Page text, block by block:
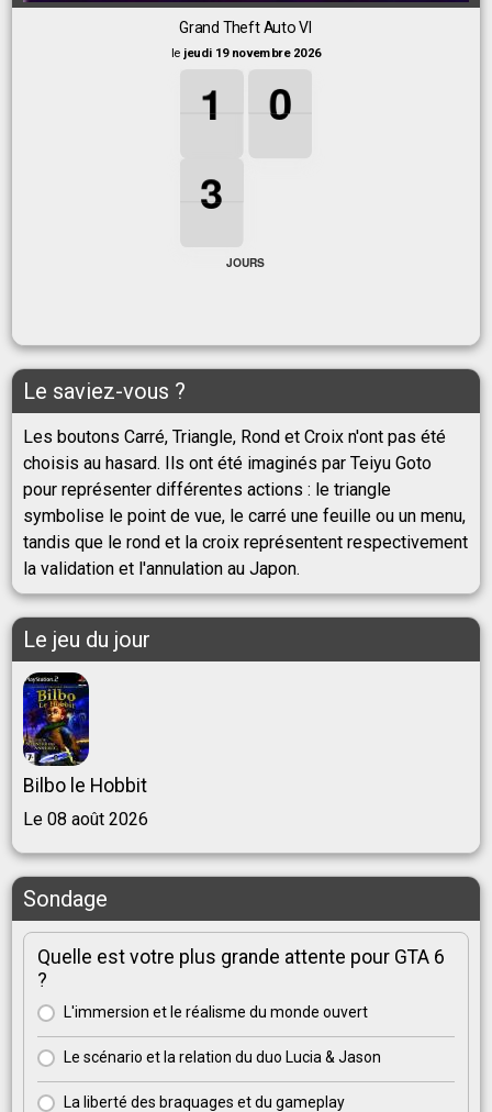
Grand Theft Auto VI
le jeudi 19 novembre 2026
1
1
1
1 0
0
0
0
3
3
3
3
JOURS
Le saviez-vous ?
Les boutons Carré, Triangle, Rond et Croix n'ont pas été
choisis au hasard. Ils ont été imaginés par Teiyu Goto
pour représenter différentes actions : le triangle
symbolise le point de vue, le carré une feuille ou un menu,
tandis que le rond et la croix représentent respectivement
la validation et l'annulation au Japon.
Le jeu du jour
Bilbo le Hobbit
Le 08 août 2026
Sondage
Quelle est votre plus grande attente pour GTA 6
?
L'immersion et le réalisme du monde ouvert
Le scénario et la relation du duo Lucia & Jason
La liberté des braquages et du gameplay